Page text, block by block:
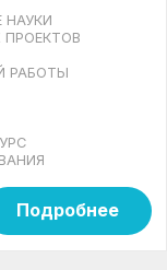
НАУКИ
РАБОТЫ
Подробнее